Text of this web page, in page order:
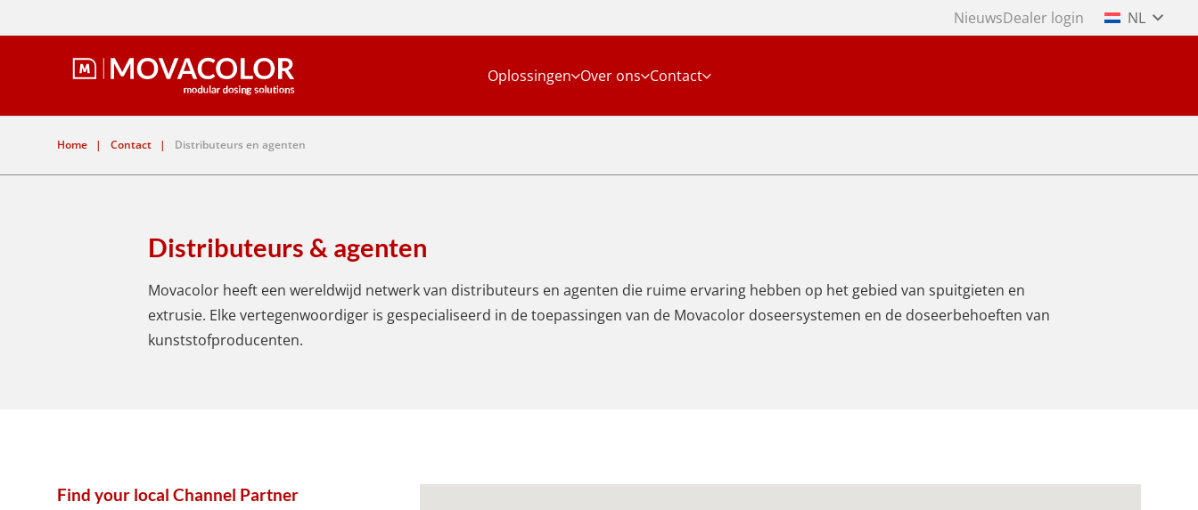
NieuwsDealer login NL
Oplossingen Over ons Contact
Home | Contact | Distributeurs en agenten
Distributeurs & agenten
Movacolor heeft een wereldwijd netwerk van distributeurs en agenten die ruime ervaring hebben op het gebied van spuitgieten en
extrusie. Elke vertegenwoordiger is gespecialiseerd in de toepassingen van de Movacolor doseersystemen en de doseerbehoeften van
kunststofproducenten.
Find your local Channel Partner